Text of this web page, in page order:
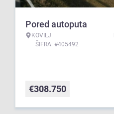
Pored autoputa
KOVILJ
ŠIFRA: #405492
€308.750